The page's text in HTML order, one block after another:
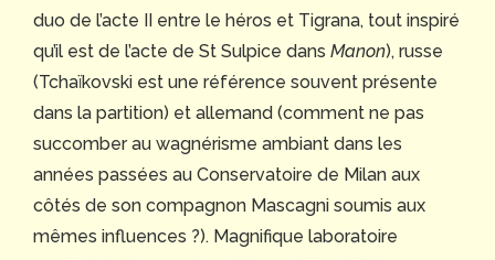
duo de l’acte II entre le héros et Tigrana, tout inspiré
qu’il est de l’acte de St Sulpice dans Manon), russe
(Tchaïkovski est une référence souvent présente
dans la partition) et allemand (comment ne pas
succomber au wagnérisme ambiant dans les
années passées au Conservatoire de Milan aux
côtés de son compagnon Mascagni soumis aux
mêmes influences ?). Magnifique laboratoire